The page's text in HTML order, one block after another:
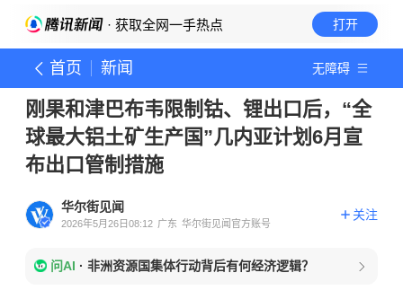
· 获取全网一手热点 打开
首页 新闻 无障碍
刚果和津巴布韦限制钴、锂出口后，“全
球最大铝土矿生产国”几内亚计划6月宣
布出口管制措施
华尔街见闻
2026年5月26日08:12 广东 华尔街见闻官方账号
关注
问AI · 非洲资源国集体行动背后有何经济逻辑？